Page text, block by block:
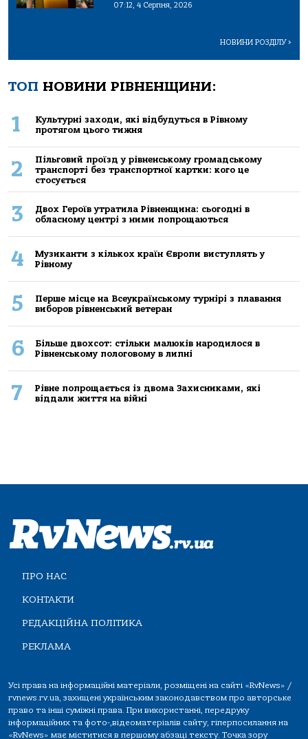
07:12, 4 Серпня, 2026
НОВИНИ РОЗДІЛУ>
ТОП НОВИНИ РІВНЕНЩИНИ:
1
Культурні заходи, які відбудуться в Рівному
протягом цього тижня
2
Пільговий проїзд у рівненському громадському
транспорті без транспортної картки: кого це
стосується
3
Двох Героїв утратила Рівненщина: сьогодні в
обласному центрі з ними попрощаються
4
Музиканти з кількох країн Європи виступлять у
Рівному
5
Перше місце на Всеукраїнському турнірі з плавання
виборов рівненський ветеран
6
Більше двохсот: стільки малюків народилося в
Рівненському пологовому в липні
7
Рівне попрощається із двома Захисниками, які
віддали життя на війні
ПРО НАС
КОНТАКТИ
РЕДАКЦІЙНА ПОЛІТИКА
РЕКЛАМА
Усі права на інформаційні матеріали, розміщені на сайті «RvNews» /
rvnews.rv.ua, захищені українським законодавством про авторське
право та інші суміжні права. При використанні, передруку
інформаційних та фото-,відеоматеріалів сайту, гіперпосилання на
«RvNews» має міститися в першому абзаці тексту. Точка зору